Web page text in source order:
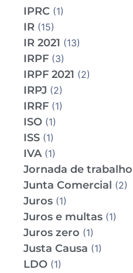
IPRC (1)
IR (15)
IR 2021 (13)
IRPF (3)
IRPF 2021 (2)
IRPJ (2)
IRRF (1)
ISO (1)
ISS (1)
IVA(1)
Jornada de trabalho
Junta Comercial (2)
Juros (1)
Juros e multas (1)
Juros zero (1)
Justa Causa (1)
LDO (1)